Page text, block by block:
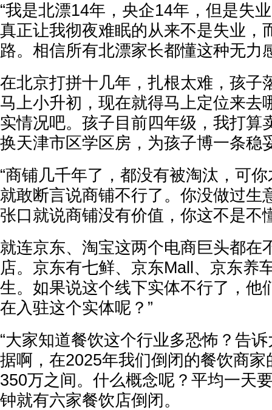
“我是北漂14年，央企14年，但是失
真正让我彻夜难眠的从来不是失业，
路。相信所有北漂家长都懂这种无力
在北京打拼十几年，扎根太难，孩子
马上小升初，现在就得马上定位来去
实情况吧。孩子目前四年级，我打算
换天津市区学区房，为孩子博一条稳
“商铺几千年了，都没有被淘汰，可
就敢断言说商铺不行了。你没做过生
张口就说商铺没有价值，你这不是不
就连京东、淘宝这两个电商巨头都在
店。京东有七鲜、京东Mall、京东养
生。如果说这个线下实体不行了，他
在入驻这个实体呢？”
“大家知道餐饮这个行业多恐怖？告
据啊，在2025年我们倒闭的餐饮商
350万之间。什么概念呢？平均一天
钟就有六家餐饮店倒闭。